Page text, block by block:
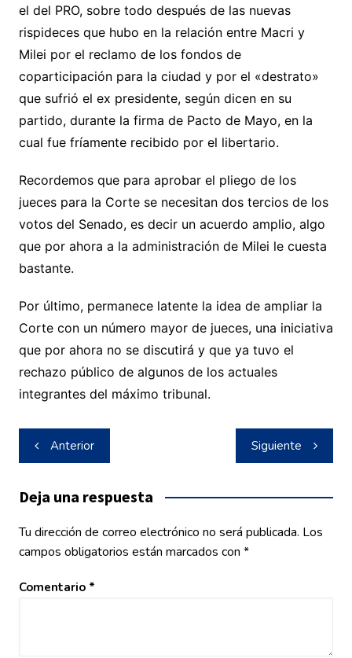
el del PRO, sobre todo después de las nuevas
rispideces que hubo en la relación entre Macri y
Milei por el reclamo de los fondos de
coparticipación para la ciudad y por el «destrato»
que sufrió el ex presidente, según dicen en su
partido, durante la firma de Pacto de Mayo, en la
cual fue fríamente recibido por el libertario.
Recordemos que para aprobar el pliego de los
jueces para la Corte se necesitan dos tercios de los
votos del Senado, es decir un acuerdo amplio, algo
que por ahora a la administración de Milei le cuesta
bastante.
Por último, permanece latente la idea de ampliar la
Corte con un número mayor de jueces, una iniciativa
que por ahora no se discutirá y que ya tuvo el
rechazo público de algunos de los actuales
integrantes del máximo tribunal.
Navegación
de
entradas
Anterior Siguiente
Deja una respuesta
Tu dirección de correo electrónico no será publicada. Los
campos obligatorios están marcados con *
Comentario *